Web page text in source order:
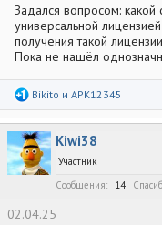
Задался вопросом:
универсальной
получения такой
Пока не нашёл
Р
а
к
ц
и
и
Bikito и APK12345
Kiwi38
Участник
Сообщения
14
02.04.25